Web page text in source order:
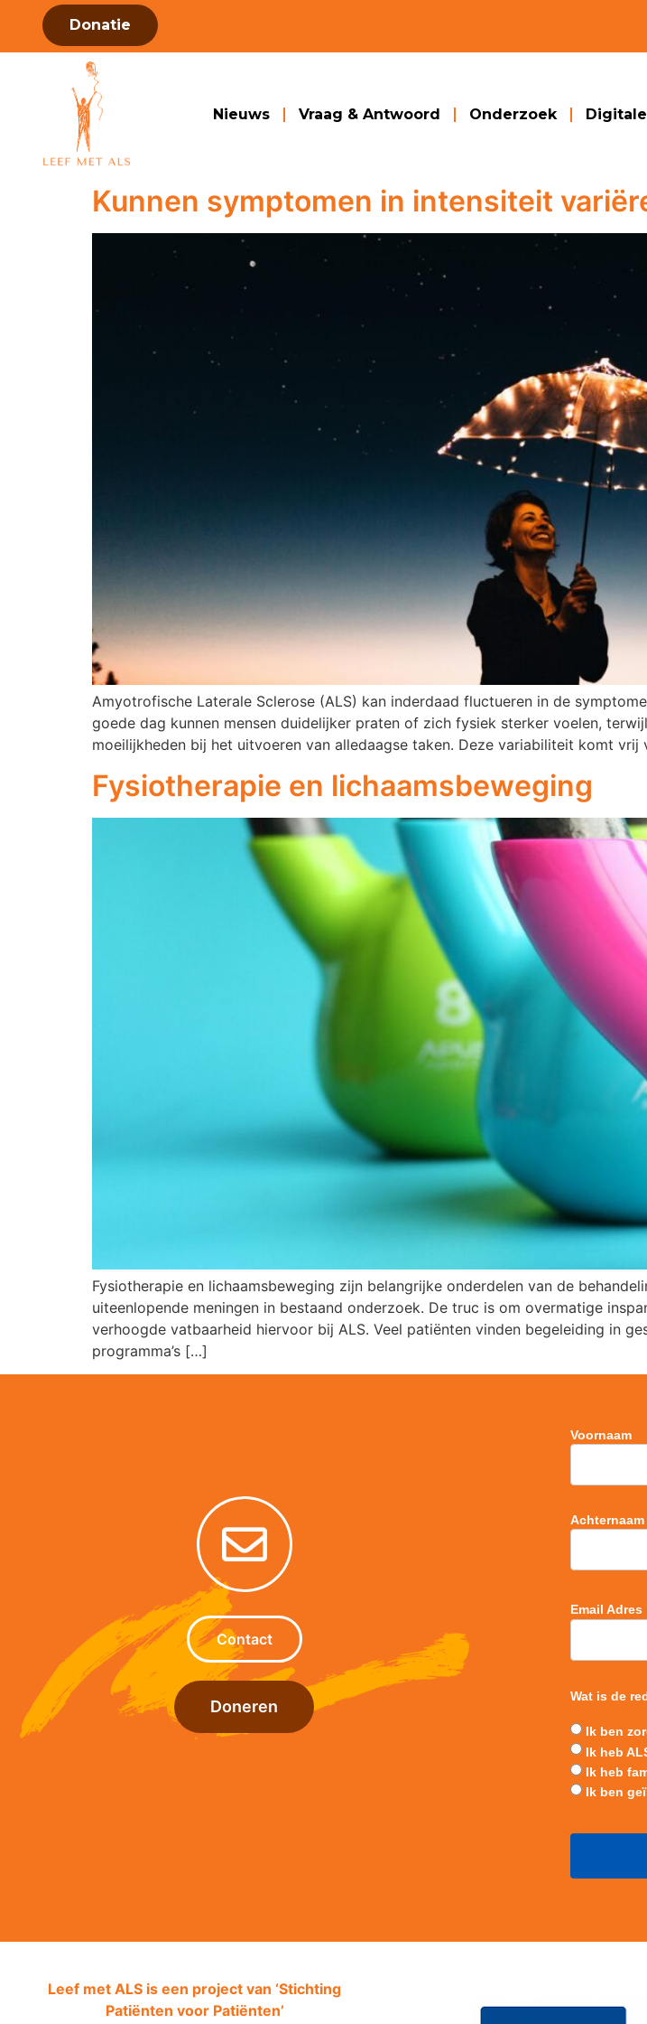
Donatie
Nieuws Vraag & Antwoord Onderzoek
Kunnen symptomen in intensiteit
Amyotrofische Laterale Sclerose (ALS) kan inderdaad fluctueren in de
goede dag kunnen mensen duidelijker praten of zich fysiek sterker voelen,
moeilijkheden bij het uitvoeren van alledaagse taken. Deze variabiliteit komt
Fysiotherapie en lichaamsbeweging
Fysiotherapie en lichaamsbeweging zijn belangrijke onderdelen van de
uiteenlopende meningen in bestaand onderzoek. De truc is om overmatige
verhoogde vatbaarheid hiervoor bij ALS. Veel patiënten vinden begeleiding in
programma’s […]
Contact
Doneren
Voornaam
Achternaam
Email Adres
Wat is de
Ik ben
Ik heb
Ik heb
Ik ben
Leef met ALS is een project van ‘Stichting
Patiënten voor Patiënten’